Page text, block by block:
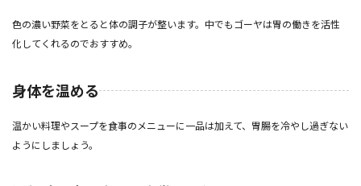
色の濃い野菜をとると体の調子が整います。中でもゴーヤは胃の働きを活性
化してくれるのでおすすめ。
身体を温める
温かい料理やスープを食事のメニューに一品は加えて、胃腸を冷やし過ぎない
ようにしましょう。